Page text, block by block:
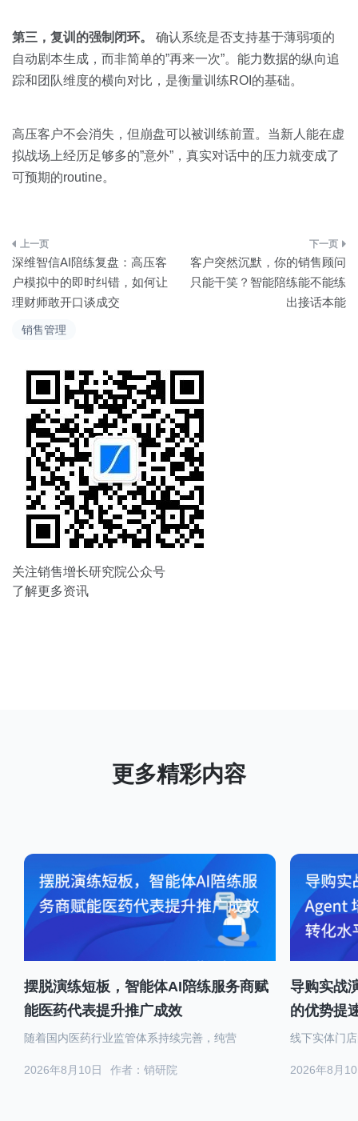
销售管理
第三，复训的强制闭环。
确认系统是否支持基于薄弱项的
自动剧本生成，而非简单的”再来一次”。能力数据的纵向追
踪和团队维度的横向对比，是衡量训练ROI的基础。
高压客户不会消失，但崩盘可以被训练前置。当新人能在虚
拟战场上经历足够多的”意外”，真实对话中的压力就变成了
可预期的routine。
文
章
导
深维智信AI陪练复盘：高压客
户模拟中的即时纠错，如何让
理财师敢开口谈成交
客户突然沉默，你的销售顾问
只能干笑？智能陪练能不能练
出接话本能
关注销售增长研究院公众号
了解更多资讯
摆脱演练短板，智能体AI陪练服务商赋
能医药代表提升推广成效
作者：销研院
2026年8月10日
随着国内医药行业监管体系持续完善，纯营
导购实战
的优势提
2026年8月
线下实体门